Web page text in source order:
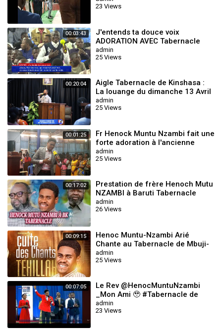
tabernacle
23 Views
00:03:43
J'entends ta douce voix
ADORATION AVEC Tabernacle
chrétien de kolwezi
admin
25 Views
00:20:04
Aigle Tabernacle de Kinshasa :
La louange du dimanche 13 Avril
2025 avec le Frère Seth Mulumba
admin
25 Views
00:01:25
Fr Henock Muntu Nzambi fait une
forte adoration à l'ancienne
mode Au ZoroBabel tabernacle
de K
admin
25 Views
00:17:02
Prestation de frère Henoch Mutu
NZAMBI à Baruti Tabernacle
admin
26 Views
00:09:15
Henoc Muntu-Nzambi Arié
Chante au Tabernacle de Mbuji-
Maji MON AMI.
admin
25 Views
00:07:05
Le Rev @HenocMuntuNzambi
_Mon Ami 🥹 #Tabernacle de
#Mbuji-Mayi
admin
23 Views